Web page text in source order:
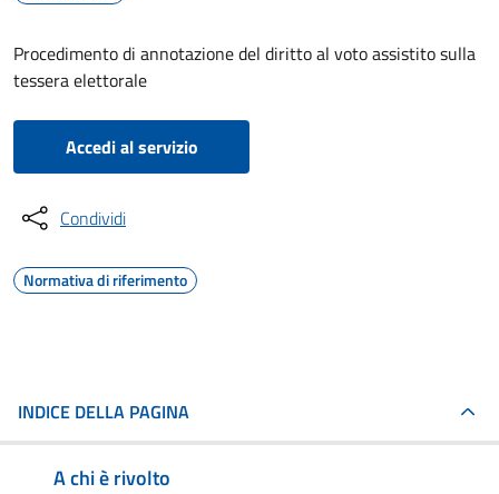
Procedimento di annotazione del diritto al voto assistito sulla
tessera elettorale
Accedi al servizio
Condividi
Normativa di riferimento
INDICE DELLA PAGINA
A chi è rivolto